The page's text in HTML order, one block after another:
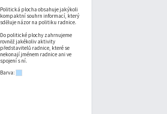
Politická plocha obsahuje jakýkoli
kompaktní souhrn informací, který
sděluje názor na politiku radnice.
Do politické plochy zahrnujeme
rovněž jakékoliv aktivity
představitelů radnice, které se
nekonají jménem radnice ani ve
spojení s ní.
Barva: